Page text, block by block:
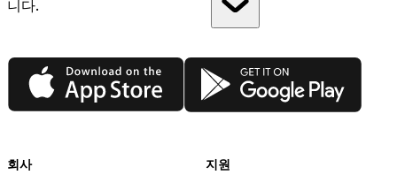
니다.
App Store Google Play
회사 지원